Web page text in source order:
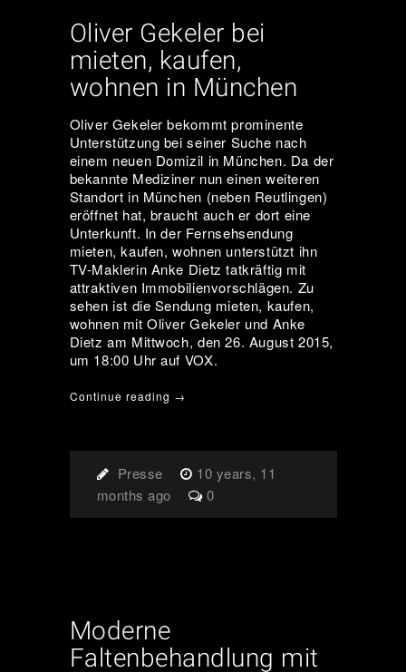
Oliver Gekeler bei
mieten, kaufen,
wohnen in München
Oliver Gekeler bekommt prominente
Unterstützung bei seiner Suche nach
einem neuen Domizil in München. Da der
bekannte Mediziner nun einen weiteren
Standort in München (neben Reutlingen)
eröffnet hat, braucht auch er dort eine
Unterkunft. In der Fernsehsendung
mieten, kaufen, wohnen unterstützt ihn
TV-Maklerin Anke Dietz tatkräftig mit
attraktiven Immobilienvorschlägen. Zu
sehen ist die Sendung mieten, kaufen,
wohnen mit Oliver Gekeler und Anke
Dietz am Mittwoch, den 26. August 2015,
um 18:00 Uhr auf VOX.
Continue reading →
Presse
10 years, 11
months ago
0
Moderne
Faltenbehandlung mit